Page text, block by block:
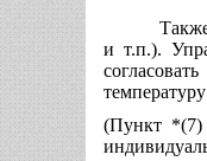
и т.п.).
(Пункт *(7)